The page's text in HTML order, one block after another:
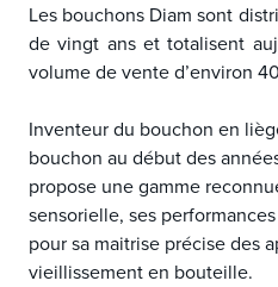
Les bouchons Diam sont
de vingt ans et totalisent
volume de vente d’environ
Inventeur du bouchon en
bouchon au début des
propose une gamme
sensorielle, ses
pour sa maitrise précise des
vieillissement en bouteille.